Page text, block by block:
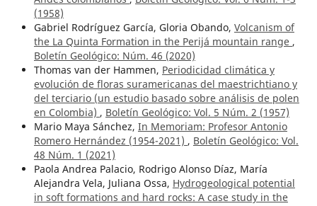
(1958)
Gabriel Rodríguez García, Gloria Obando, Volcanism of
the La Quinta Formation in the Perijá mountain range ,
Boletín Geológico: Núm. 46 (2020)
Thomas van der Hammen, Periodicidad climática y
evolución de floras suramericanas del maestrichtiano y
del terciario (un estudio basado sobre análisis de polen
en Colombia) , Boletín Geológico: Vol. 5 Núm. 2 (1957)
Mario Maya Sánchez, In Memoriam: Profesor Antonio
Romero Hernández (1954-2021) , Boletín Geológico: Vol.
48 Núm. 1 (2021)
Paola Andrea Palacio, Rodrigo Alonso Díaz, María
Alejandra Vela, Juliana Ossa, Hydrogeological potential
in soft formations and hard rocks: A case study in the